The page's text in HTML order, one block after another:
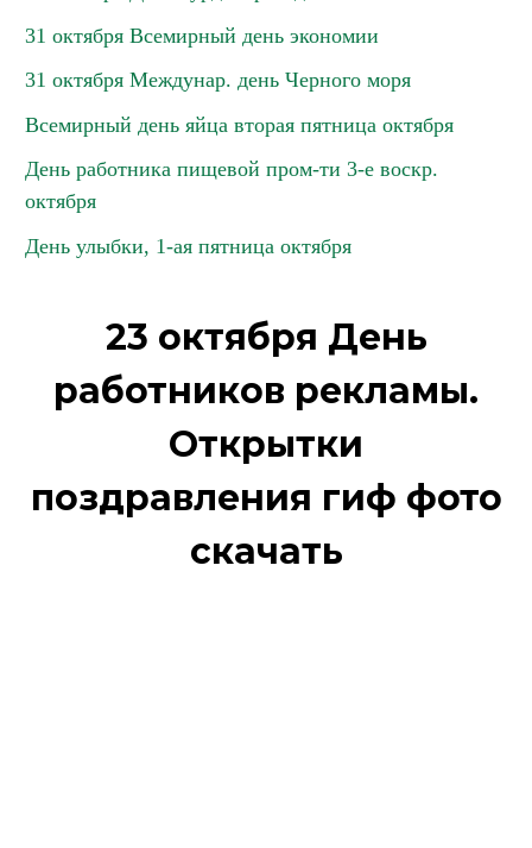
31 октября Всемирный день экономии
31 октября Междунар. день Черного моря
Всемирный день яйца вторая пятница октября
День работника пищевой пром-ти 3-е воскр.
октября
День улыбки, 1-ая пятница октября
23 октября День
работников рекламы.
Открытки
поздравления гиф фото
скачать